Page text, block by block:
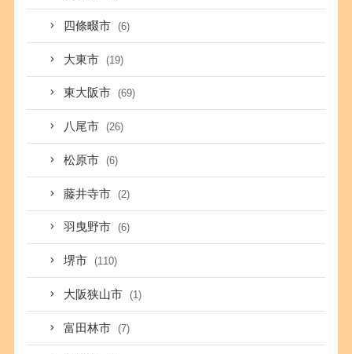
四條畷市 (6)
大東市 (19)
東大阪市 (69)
八尾市 (26)
松原市 (6)
藤井寺市 (2)
羽曳野市 (6)
堺市 (110)
大阪狭山市 (1)
富田林市 (7)